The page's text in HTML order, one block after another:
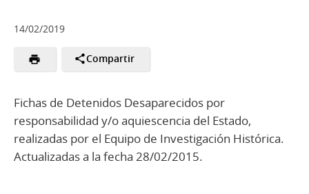
14/02/2019
Compartir
Fichas de Detenidos Desaparecidos por
responsabilidad y/o aquiescencia del Estado,
realizadas por el Equipo de Investigación Histórica.
Actualizadas a la fecha 28/02/2015.